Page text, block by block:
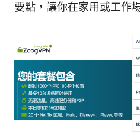
要點，讓你在家用或工作